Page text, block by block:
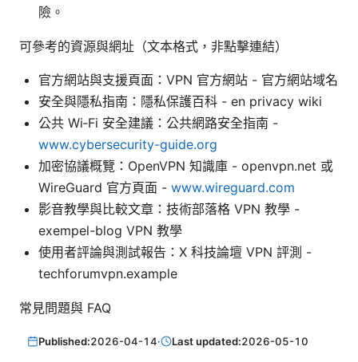
險。
可參考的資源與網址（文本格式，非點擊連結）
官方網站與支援頁面：VPN 官方網站 - 官方網站域名
安全與隱私指南：隱私保護百科 - en privacy wiki
公共 Wi‑Fi 安全建議：公共網路安全指南 -
www.cybersecurity-guide.org
加密協議概覽：OpenVPN 知識庫 - openvpn.net 或
WireGuard 官方頁面 - www.wireguard.com
影音教學與比較文章：技術部落格 VPN 教學 -
exempel-blog VPN 教學
使用者評論與測試報告：X 科技論壇 VPN 評測 -
techforumvpn.example
常見問題與 FAQ
Published:2026-04-14· Last updated:2026-05-10